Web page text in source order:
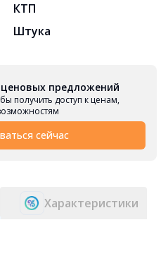
КТП
Штука
предложений
получить доступ к ценам,
сейчас
Характеристики